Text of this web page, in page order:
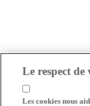
Le respect de
Les cookies nous